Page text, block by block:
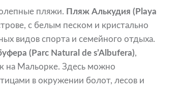
пляжи. Пляж Алькудия (Playa
с белым песком и кристально
видов спорта и семейного отдыха.
(Parc Natural de s’Albufera),
на Мальорке. Здесь можно
в окружении болот, лесов и